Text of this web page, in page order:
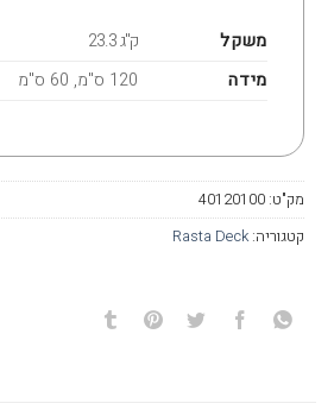
משקל
23.3 ק"ג
מידה
120 ס"מ, 60 ס"מ
מק"ט: 40120100
קטגוריה:Rasta Deck